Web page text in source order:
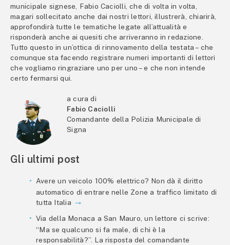
municipale signese, Fabio Caciolli, che di volta in volta,
magari sollecitato anche dai nostri lettori, illustrerà, chiarirà,
approfondirà tutte le tematiche legate all’attualità e
risponderà anche ai quesiti che arriveranno in redazione.
Tutto questo in un’ottica di rinnovamento della testata – che
comunque sta facendo registrare numeri importanti di lettori
che vogliamo ringraziare uno per uno – e che non intende
certo fermarsi qui.
a cura di
Fabio Caciolli
Comandante della Polizia Municipale di
Signa
Gli ultimi post
Avere un veicolo 100% elettrico? Non dà il diritto
automatico di entrare nelle Zone a traffico limitato di
tutta Italia
Via della Monaca a San Mauro, un lettore ci scrive:
“Ma se qualcuno si fa male, di chi è la
responsabilità?”. La risposta del comandante